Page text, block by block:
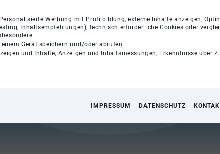
Personalisierte Werbung mit Profilbildung, externe Inhalte anzeigen,
Inhaltsempfehlungen), technisch erforderliche Cookies oder
Gerät speichern und/oder abrufen
und Inhalte, Anzeigen und Inhaltsmessungen, Erkenntnisse über
IMPRESSUM DATENSCHUTZ